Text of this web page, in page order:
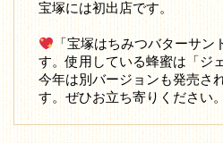
宝塚には初出店です。
「宝塚はちみつバターサン
す。使用している蜂蜜は「ジ
今年は別バージョンも発売さ
す。ぜひお立ち寄りください